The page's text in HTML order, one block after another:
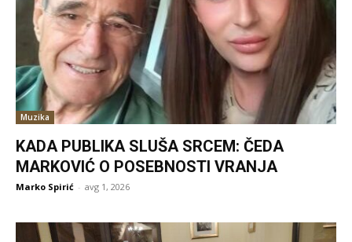
Muzika
KADA PUBLIKA SLUŠA SRCEM: ČEDA
MARKOVIĆ O POSEBNOSTI VRANJA
Marko Spirić - avg 1, 2026